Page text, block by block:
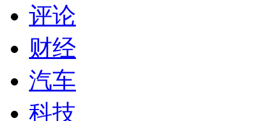
评论
财经
汽车
科技